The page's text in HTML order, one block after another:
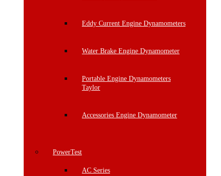
Eddy Current Engine Dynamometers
Water Brake Engine Dynamometer
Portable Engine Dynamometers
Taylor
Accessories Engine Dynamometer
PowerTest
AC Series